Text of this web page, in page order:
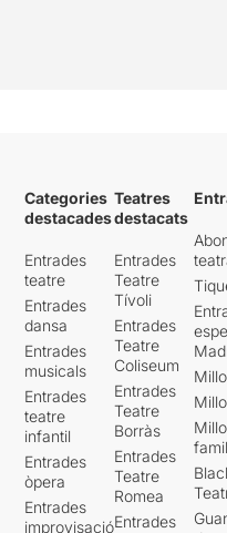
Categories
destacades
Entrades
teatre
Entrades
dansa
Entrades
musicals
Entrades
teatre
infantil
Entrades
òpera
Entrades
improvisació
Teatres
destacats
Entrades
Teatre
Tívoli
Entrades
Teatre
Coliseum
Entrades
Teatre
Borràs
Entrades
Teatre
Romea
Entrades